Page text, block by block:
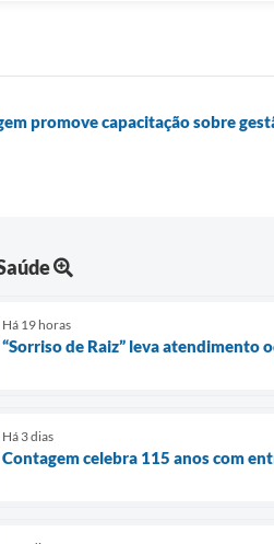
promove capacitação sobre
Há 19 horas
“Sorriso de Raiz” leva
Há 3 dias
Contagem celebra 115 anos com